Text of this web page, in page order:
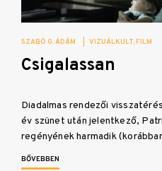
SZABÓ G. ÁDÁM VIZUÁLKULT FILM
Csigalassan
Diadalmas rendezői
év szünet után jelentkező,
regényének harmadik
BŐVEBBEN